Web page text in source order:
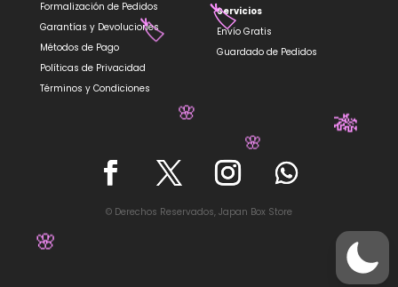
Formalización de Pedidos
Garantías y Devoluciones
Métodos de Pago
Políticas de Privacidad
Términos y Condiciones
Servicios
Envío Gratis
Guardado de Pedidos
© Derechos Reservados, Japan Box Store
🏷️
🏷️
🎋